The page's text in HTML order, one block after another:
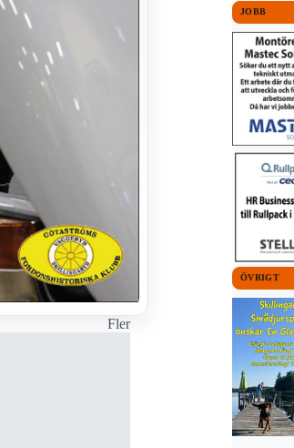
Fler
JOBB
ÖVRIGT